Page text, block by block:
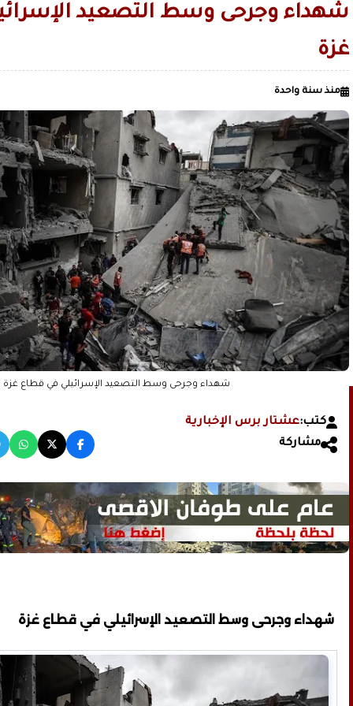
شهداء وجرحى وسط التصعيد
غزة
منذ سنة واحدة
شهداء وجرحى وسط التصعيد الإسرائيلي في قطاع غزة
كتب:عشتار برس الإخبارية
مشاركة
شهداء وجرحى وسط التصعيد الإسرائيلي في قطاع غزة